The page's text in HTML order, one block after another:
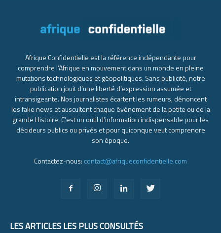
Afrique Confidentielle est la référence indépendante pour
comprendre l’Afrique en mouvement dans un monde en pleine
mutations technologiques et géopolitiques. Sans publicité, notre
publication jouit d’une liberté d’expression assumée et
intransigeante. Nos journalistes écartent les rumeurs, dénoncent
les fake news et auscultent chaque événement de la petite ou de la
grande Histoire. C’est un outil d’information indispensable pour les
décideurs publics ou privés et pour quiconque veut comprendre
son époque.
Contactez-nous: contact@afriqueconfidentielle.com
LES ARTICLES LES PLUS CONSULTÉS